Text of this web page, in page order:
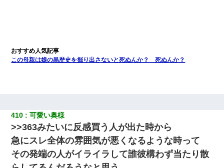
この母親は娘の黒歴史を掘り出さないと死ぬんか？ 死ぬんか？
410 可愛い奥様
>>363みたいに反感買う人が出た時から
急にスレ全体の雰囲気が悪くなるような時って
その発端の人がイライラして誰彼構わず当たり散